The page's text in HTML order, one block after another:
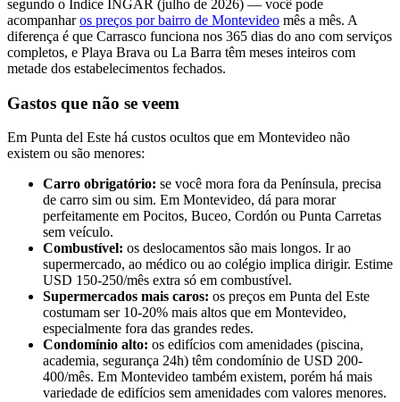
segundo o Índice INGAR (julho de 2026) — você pode
acompanharos preços por bairro de Montevideo mês a mês. A
diferença é que Carrasco funciona nos 365 dias do ano com serviços
completos, e Playa Brava ou La Barra têm meses inteiros com
metade dos estabelecimentos fechados.
Gastos que não se veem
Em Punta del Este há custos ocultos que em Montevideo não
existem ou são menores:
Carro obrigatório: se você mora fora da Península, precisa
de carro sim ou sim. Em Montevideo, dá para morar
perfeitamente em Pocitos, Buceo, Cordón ou Punta Carretas
sem veículo.
Combustível: os deslocamentos são mais longos. Ir ao
supermercado, ao médico ou ao colégio implica dirigir. Estime
USD 150-250/mês extra só em combustível.
Supermercados mais caros: os preços em Punta del Este
costumam ser 10-20% mais altos que em Montevideo,
especialmente fora das grandes redes.
Condomínio alto: os edifícios com amenidades (piscina,
academia, segurança 24h) têm condomínio de USD 200-
400/mês. Em Montevideo também existem, porém há mais
variedade de edifícios sem amenidades com valores menores.